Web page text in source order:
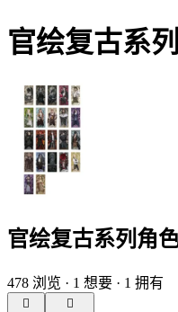
官绘复古系
官绘复古系列角
478 浏览 · 1 想要 · 1 拥有

